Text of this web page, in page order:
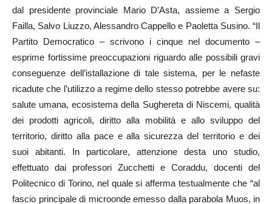
dal presidente provinciale Mario D’Asta, assieme a Sergio
Failla, Salvo Liuzzo, Alessandro Cappello e Paoletta Susino. “Il
Partito Democratico – scrivono i cinque nel documento –
esprime fortissime preoccupazioni riguardo alle possibili gravi
conseguenze dell’istallazione di tale sistema, per le nefaste
ricadute che l’utilizzo a regime dello stesso potrebbe avere su:
salute umana, ecosistema della Sughereta di Niscemi, qualità
dei prodotti agricoli, diritto alla mobilità e allo sviluppo del
territorio, diritto alla pace e alla sicurezza del territorio e dei
suoi abitanti. In particolare, attenzione desta uno studio,
effettuato dai professori Zucchetti e Coraddu, docenti del
Politecnico di Torino, nel quale si afferma testualmente che “al
fascio principale di microonde emesso dalla parabola Muos, in